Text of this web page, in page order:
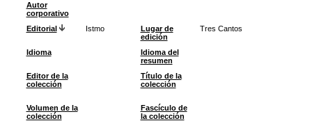
Autor
corporativo
Editorial
Istmo
Lugar de
edición
Tres Cantos
Idioma
Idioma del
resumen
Editor de la
colección
Título de la
colección
Volumen de la
colección
Fascículo de
la colección